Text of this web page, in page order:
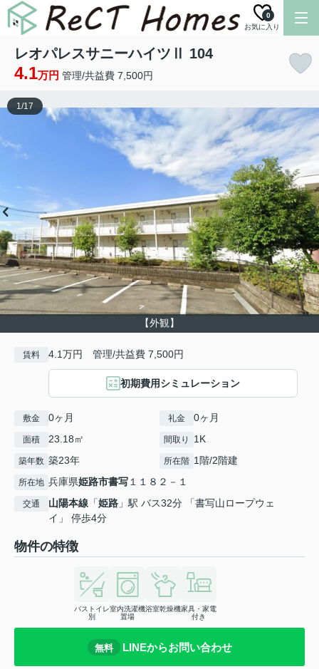
お気に入り
0
レオパレスサニーハイツⅡ 104
4.1万円 管理/共益費 7,500円
【外観】
1/17
賃料 4.1万円 管理/共益費 7,500円
初期費用シミュレーション
敷金 0ヶ月 礼金 0ヶ月
面積 23.18㎡ 間取り 1K
築年数 築23年 所在階 1階/2階建
所在地 兵庫県姫路市書写１１８２－１
交通 山陽本線 「姫路 」駅 バス32分 「書写山ロープウェ
イ」 停歩4分
物件の特徴
バストイレ
別
室内洗濯機
置場
浴室乾燥機家具・家電
付き
無料 LINEからお問い合わせ